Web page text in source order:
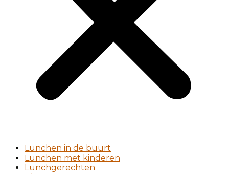
Lunchen in de buurt
Lunchen met kinderen
Lunchgerechten